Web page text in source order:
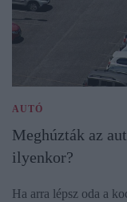
AUTÓ
Meghúzták az
ilyenkor?
Ha arra lépsz oda a